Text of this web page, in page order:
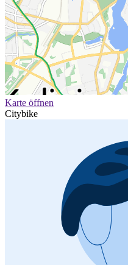
Karte öffnen
Citybike